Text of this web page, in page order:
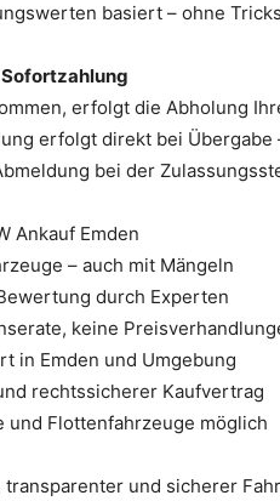
basiert – ohne
erfolgt die Abholung
erfolgt direkt bei
bei der
Ankauf Emden
– auch mit Mängeln
durch Experten
keine
in Emden und Umgebung
rechtssicherer Kaufvertrag
und Flottenfahrzeuge möglich
und sicherer